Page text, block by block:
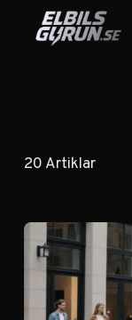
Hoppa till innehåll
20Artiklar